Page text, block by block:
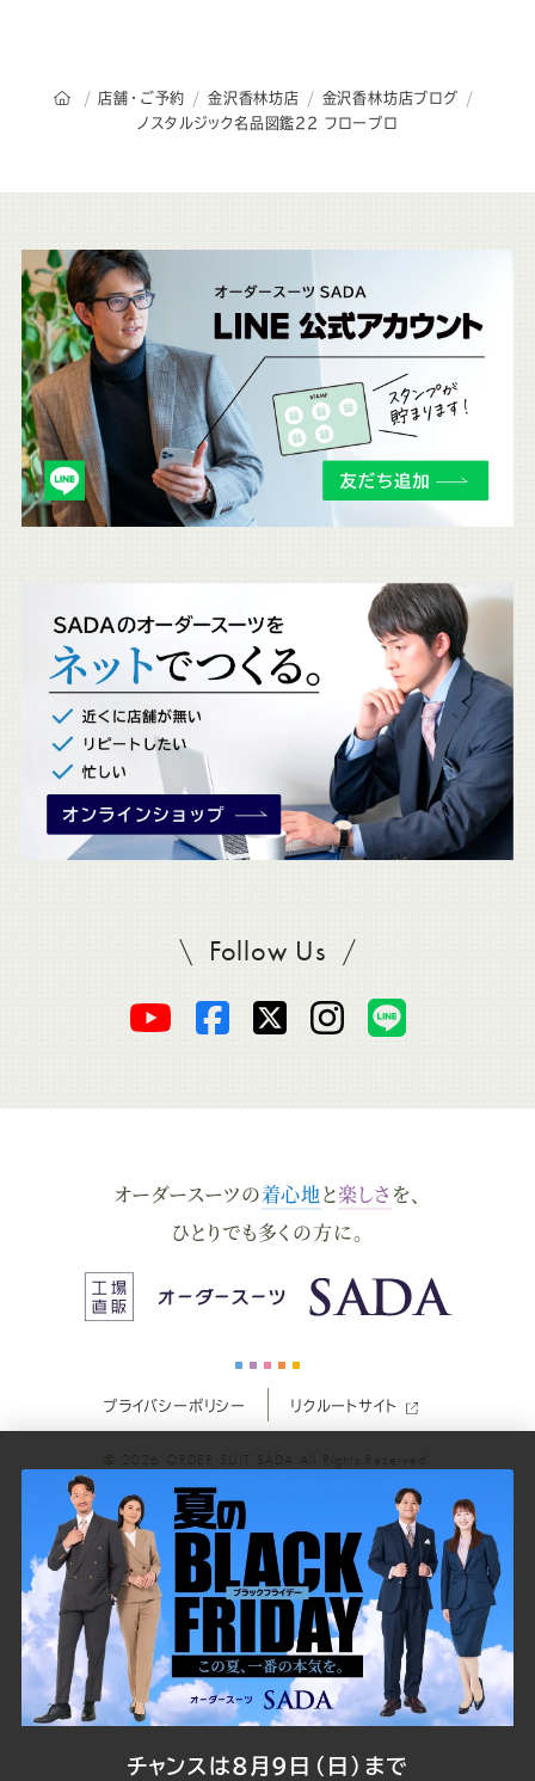
オーダースーツSADAのトップページ
店舗・ご予約 金沢香林坊店
金沢香林坊店ブログ
ノスタルジック名品図鑑22 フロープロ
こ
ち
ら
も
チ
ェ
Follow UsSADAをフォロー
オ
ー
ス
ツ
SADA
の
公
式
Youtube
オ
ー
ス
ー
ツ
SADA
の
公
式
Facebook
オ
ー
ス
ー
ツ
SADA
の
公
式
Twitter
オ
ー
ス
ツ
SADA
の
公
式
ス
ツ
SADA
の
公
式
オーダースーツの着心地と楽しさ を、
ひとりでも多くの方に。
プライバシーポリシー リクルートサイト
© 2026 ORDER SUIT SADA All Rights Reserved.
チャンスは8月9日（日）まで